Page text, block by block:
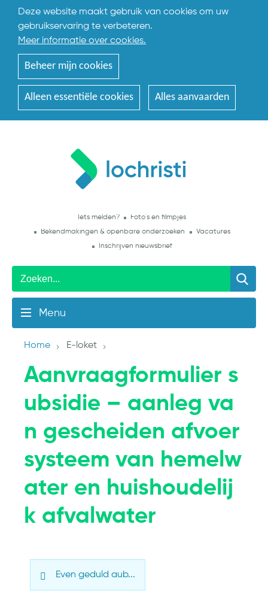
Deze website maakt gebruik van cookies om uw
gebruikservaring te verbeteren.
Meer informatie over cookies.
Beheer mijn cookies
Alleen essentiële cookies Alles aanvaarden
Iets melden?
Foto's en filmpjes
Bekendmakingen & openbare onderzoeken
Vacatures
Inschrijven nieuwsbrief
Menu
Home E-loket
Aanvraagformulier s
ubsidie – aanleg va
n gescheiden afvoer
systeem van hemelw
ater en huishoudelij
k afvalwater
Even geduld aub...